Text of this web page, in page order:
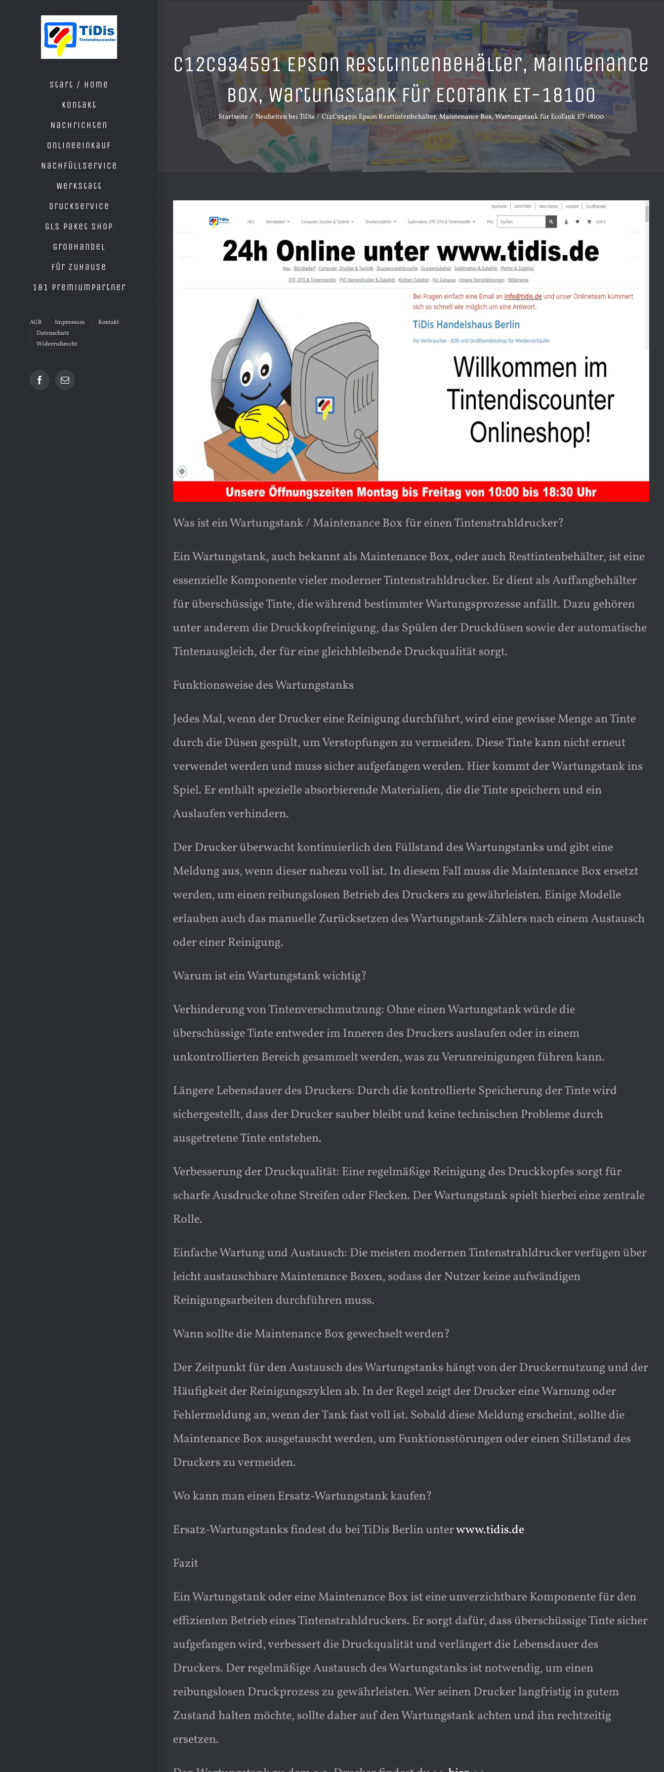
Start / Home
Kontakt
Nachrichten
Onlineeinkauf
Nachfüllservice
Werkstatt
Druckservice
GLS Paket Shop
Großhandel
Für Zuhause
1&1 Premiumpartner
AGB Impressum
Kontakt
Datenschutz
Widerrufsrecht
Facebook
E-
C12C934591 Epson Resttintenbehälter, Maintenance
Box, Wartungstank für EcoTank ET-18100
Startseite Neuheiten bei TiDis C12C934591 Epson Resttintenbehälter, Maintenance Box, Wartungstank für EcoTank ET-18100
Was ist ein Wartungstank / Maintenance Box für einen Tintenstrahldrucker?
Ein Wartungstank, auch bekannt als Maintenance Box, oder auch Resttintenbehälter, ist eine
essenzielle Komponente vieler moderner Tintenstrahldrucker. Er dient als Auffangbehälter
für überschüssige Tinte, die während bestimmter Wartungsprozesse anfällt. Dazu gehören
unter anderem die Druckkopfreinigung, das Spülen der Druckdüsen sowie der automatische
Tintenausgleich, der für eine gleichbleibende Druckqualität sorgt.
Funktionsweise des Wartungstanks
Jedes Mal, wenn der Drucker eine Reinigung durchführt, wird eine gewisse Menge an Tinte
durch die Düsen gespült, um Verstopfungen zu vermeiden. Diese Tinte kann nicht erneut
verwendet werden und muss sicher aufgefangen werden. Hier kommt der Wartungstank ins
Spiel. Er enthält spezielle absorbierende Materialien, die die Tinte speichern und ein
Auslaufen verhindern.
Der Drucker überwacht kontinuierlich den Füllstand des Wartungstanks und gibt eine
Meldung aus, wenn dieser nahezu voll ist. In diesem Fall muss die Maintenance Box ersetzt
werden, um einen reibungslosen Betrieb des Druckers zu gewährleisten. Einige Modelle
erlauben auch das manuelle Zurücksetzen des Wartungstank-Zählers nach einem Austausch
oder einer Reinigung.
Warum ist ein Wartungstank wichtig?
Verhinderung von Tintenverschmutzung: Ohne einen Wartungstank würde die
überschüssige Tinte entweder im Inneren des Druckers auslaufen oder in einem
unkontrollierten Bereich gesammelt werden, was zu Verunreinigungen führen kann.
Längere Lebensdauer des Druckers: Durch die kontrollierte Speicherung der Tinte wird
sichergestellt, dass der Drucker sauber bleibt und keine technischen Probleme durch
ausgetretene Tinte entstehen.
Verbesserung der Druckqualität: Eine regelmäßige Reinigung des Druckkopfes sorgt für
scharfe Ausdrucke ohne Streifen oder Flecken. Der Wartungstank spielt hierbei eine zentrale
Rolle.
Einfache Wartung und Austausch: Die meisten modernen Tintenstrahldrucker verfügen über
leicht austauschbare Maintenance Boxen, sodass der Nutzer keine aufwändigen
Reinigungsarbeiten durchführen muss.
Wann sollte die Maintenance Box gewechselt werden?
Der Zeitpunkt für den Austausch des Wartungstanks hängt von der Druckernutzung und der
Häufigkeit der Reinigungszyklen ab. In der Regel zeigt der Drucker eine Warnung oder
Fehlermeldung an, wenn der Tank fast voll ist. Sobald diese Meldung erscheint, sollte die
Maintenance Box ausgetauscht werden, um Funktionsstörungen oder einen Stillstand des
Druckers zu vermeiden.
Wo kann man einen Ersatz-Wartungstank kaufen?
Ersatz-Wartungstanks findest du bei TiDis Berlin unterwww.tidis.de
Fazit
Ein Wartungstank oder eine Maintenance Box ist eine unverzichtbare Komponente für den
effizienten Betrieb eines Tintenstrahldruckers. Er sorgt dafür, dass überschüssige Tinte sicher
aufgefangen wird, verbessert die Druckqualität und verlängert die Lebensdauer des
Druckers. Der regelmäßige Austausch des Wartungstanks ist notwendig, um einen
reibungslosen Druckprozess zu gewährleisten. Wer seinen Drucker langfristig in gutem
Zustand halten möchte, sollte daher auf den Wartungstank achten und ihn rechtzeitig
ersetzen.